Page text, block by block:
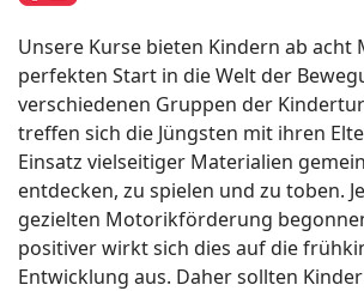
Unsere Kurse bieten Kindern ab acht
perfekten Start in die Welt der
verschiedenen Gruppen der
treffen sich die Jüngsten mit ihren
Einsatz vielseitiger Materialien
entdecken, zu spielen und zu toben.
gezielten Motorikförderung
positiver wirkt sich dies auf die
Entwicklung aus. Daher sollten